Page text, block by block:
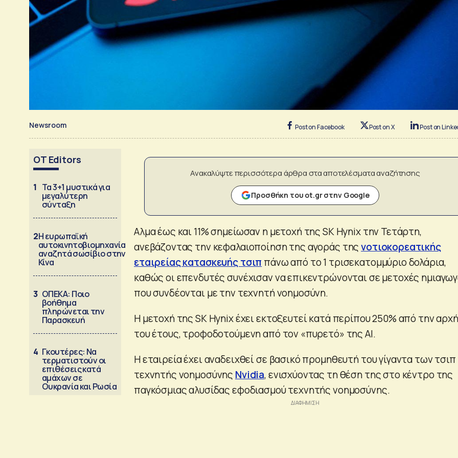
Newsroom Post on Facebook Post on X Post on
OT Editors
1 Τα 3+1 μυστικά για
μεγαλύτερη
σύνταξη
2Η ευρωπαϊκή
αυτοκινητοβιομηχανία
αναζητά σωσίβιο στην
Κίνα
3 ΟΠΕΚΑ: Ποιο
βοήθημα
πληρώνεται την
Παρασκευή
4 Γκουτέρες: Να
τερματιστούν οι
επιθέσεις κατά
αμάχων σε
Ουκρανία και Ρωσία
Ανακαλύψτε περισσότερα άρθρα στα αποτελέσματα αναζήτησης
Προσθήκη του ot.gr στην Google
Αλμα έως και 11% σημείωσαν η μετοχή της SK Hynix την Τετάρτη,
ανεβάζοντας την κεφαλαιοποίηση της αγοράς τηςνοτιοκορεατικής
εταιρείας κατασκευής τσιπ πάνω από το 1 τρισεκατομμύριο δολάρια,
καθώς οι επενδυτές συνέχισαν να επικεντρώνονται σε μετοχές
που συνδέονται με την τεχνητή νοημοσύνη.
Η μετοχή της SK Hynix έχει εκτοξευτεί κατά περίπου 250% από την αρχή
του έτους, τροφοδοτούμενη από τον «πυρετό» της AI.
Η εταιρεία έχει αναδειχθεί σε βασικό προμηθευτή του γίγαντα των τσιπ
τεχνητής νοημοσύνης Nvidia, ενισχύοντας τη θέση της στο κέντρο της
παγκόσμιας αλυσίδας εφοδιασμού τεχνητής νοημοσύνης.